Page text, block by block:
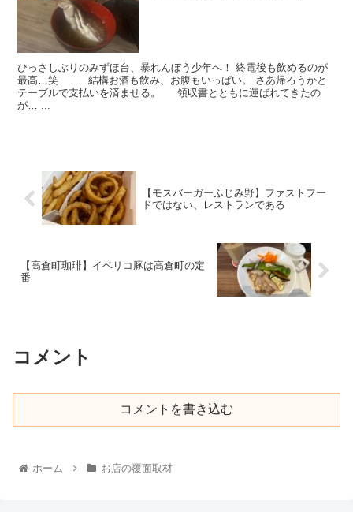
ひっさしぶりのみずほ台、暴れんぼう少年へ！ 終電後も飲めるのが
最高…笑 結構お酒も飲み、お腹もいっぱい。 さあ帰ろうかと
テーブルで支払いを済ませる。 領収書とともに運ばれてきたの
が… ...
【モスバーガーふじみ野】ファストフー
ドではない、レストランである
【高倉町珈琲】イベリコ豚は高倉町の定
番
コメント
コメントを書き込む
ホーム お店の覆面取材